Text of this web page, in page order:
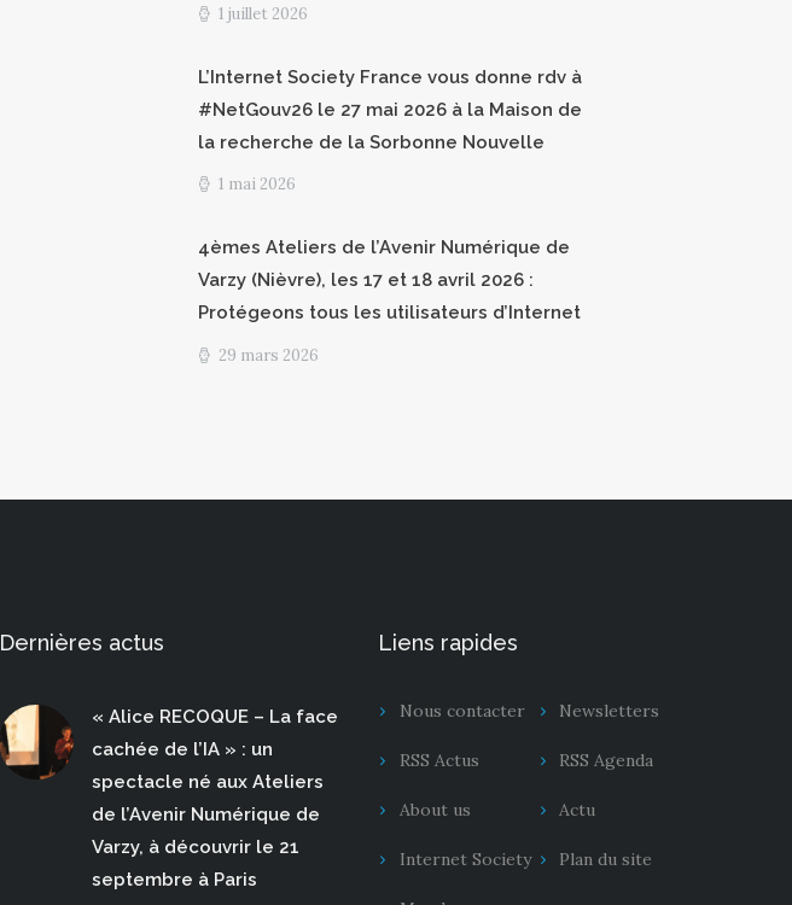
1 juillet 2026
L’Internet Society France vous donne rdv à
#NetGouv26 le 27 mai 2026 à la Maison de
la recherche de la Sorbonne Nouvelle
1 mai 2026
4èmes Ateliers de l’Avenir Numérique de
Varzy (Nièvre), les 17 et 18 avril 2026 :
Protégeons tous les utilisateurs d’Internet
29 mars 2026
Dernières actus
« Alice RECOQUE – La face
cachée de l’IA » : un
spectacle né aux Ateliers
de l’Avenir Numérique de
Varzy, à découvrir le 21
septembre à Paris
Liens rapides
Nous contacter Newsletters
RSS Actus RSS Agenda
About us Actu
Internet Society Plan du site